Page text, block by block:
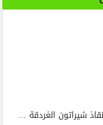
شيراتون الغردقة …